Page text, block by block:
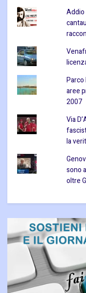
Addio
Parco
aree
2007
Via
la
sono
oltre